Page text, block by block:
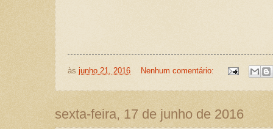
às junho 21, 2016 Nenhum comentário:
sexta-feira, 17 de junho de 2016